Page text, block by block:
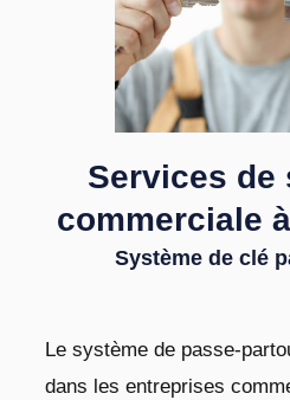
Services de
commerciale
Système de clé
Le système de passe-
dans les entreprises